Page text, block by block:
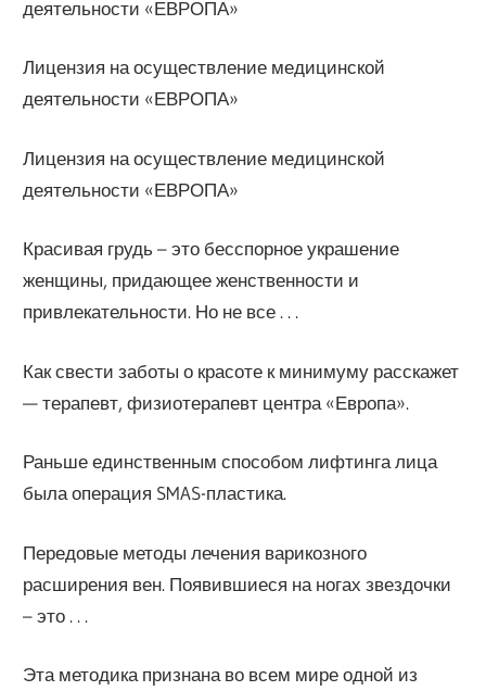
деятельности «ЕВРОПА»
Лицензия на осуществление медицинской
деятельности «ЕВРОПА»
Лицензия на осуществление медицинской
деятельности «ЕВРОПА»
Красивая грудь – это бесспорное украшение
женщины, придающее женственности и
привлекательности. Но не все . . .
Как свести заботы о красоте к минимуму расскажет
— терапевт, физиотерапевт центра «Европа».
Раньше единственным способом лифтинга лица
была операция SMAS-пластика.
Передовые методы лечения варикозного
расширения вен. Появившиеся на ногах звездочки
– это . . .
Эта методика признана во всем мире одной из